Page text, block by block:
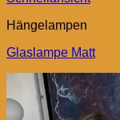
Hängelampen
Glaslampe Matt